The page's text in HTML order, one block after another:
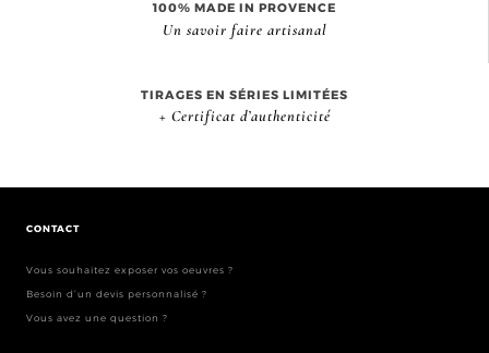
100% MADE IN PROVENCE
Un savoir faire artisanal
TIRAGES EN SÉRIES LIMITÉES
+ Certificat d’authenticité
CONTACT
Vous souhaitez exposer vos oeuvres ?
Besoin d’un devis personnalisé ?
Vous avez une question ?